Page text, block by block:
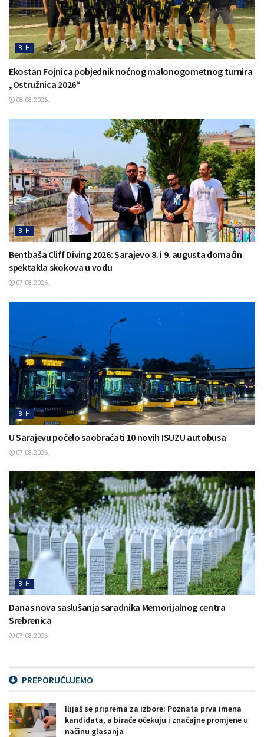
BIH
Ekostan Fojnica pobjednik noćnog malonogometnog turnira
„Ostružnica 2026“
08.08.2026.
BIH
Bentbaša Cliff Diving 2026: Sarajevo 8. i 9. augusta domaćin
spektakla skokova u vodu
07.08.2026.
BIH
U Sarajevu počelo saobraćati 10 novih ISUZU autobusa
07.08.2026.
BIH
Danas nova saslušanja saradnika Memorijalnog centra
Srebrenica
07.08.2026.
PREPORUČUJEMO
Ilijaš se priprema za izbore: Poznata prva imena
kandidata, a birače očekuju i značajne promjene u
načinu glasanja